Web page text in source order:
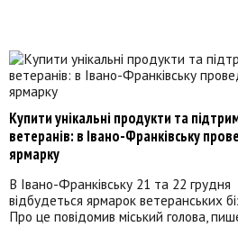
Купити унікальні продукти та
ветеранів: в Івано-Франківську
ярмарку
В Івано-Франківську 21 та 22 грудня
відбудеться ярмарок ветеранських
Про це повідомив міський голова,